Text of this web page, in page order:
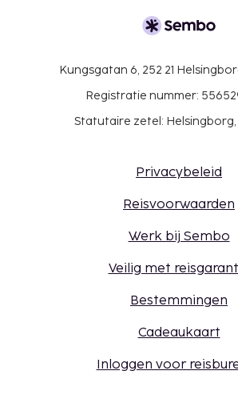
Kungsgatan 6, 252 21
Registratie nummer:
Statutaire zetel:
Privacybeleid
Reisvoorwaarden
Werk bij Sembo
Veilig met
Bestemmingen
Cadeaukaart
Inloggen voor